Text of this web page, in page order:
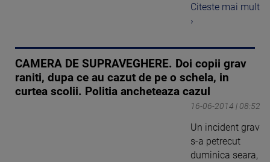
Citeste mai mult
›
CAMERA DE SUPRAVEGHERE. Doi copii grav
raniti, dupa ce au cazut de pe o schela, in
curtea scolii. Politia ancheteaza cazul
16-06-2014 | 08:52
Un incident grav
s-a petrecut
duminica seara,